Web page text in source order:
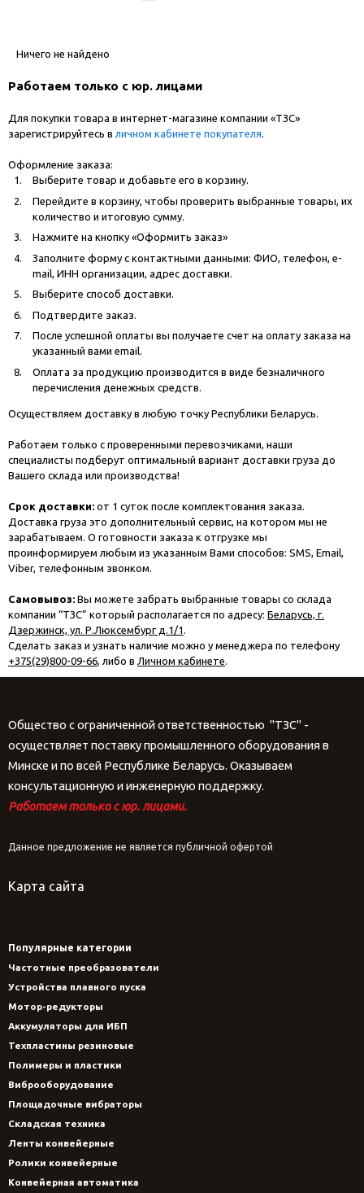
Ничего не найдено
Работаем только с юр. лицами
Для покупки товара в интернет-магазине компании «ТЗС»
зарегистрируйтесь в личном кабинете покупателя.
Оформление заказа:
Выберите товар и добавьте его в корзину.
Перейдите в корзину, чтобы проверить выбранные товары, их
количество и итоговую сумму.
Нажмите на кнопку «Оформить заказ»
Заполните форму с контактными данными: ФИО, телефон, e-
mail, ИНН организации, адрес доставки.
Выберите способ доставки.
Подтвердите заказ.
После успешной оплаты вы получаете счет на оплату заказа на
указанный вами email.
Оплата за продукцию производится в виде безналичного
перечисления денежных средств.
Осуществляем доставку в любую точку Республики Беларусь.
Работаем только с проверенными перевозчиками, наши
специалисты подберут оптимальный вариант доставки груза до
Вашего склада или производства!
Срок доставки: от 1 суток после комплектования заказа.
Доставка груза это дополнительный сервис, на котором мы не
зарабатываем. О готовности заказа к отгрузке мы
проинформируем любым из указанным Вами способов: SMS, Email,
Viber, телефонным звонком.
Самовывоз: Вы можете забрать выбранные товары со склада
компании “ТЗС” который располагается по адресу: Беларусь, г.
Дзержинск, ул. Р.Люксембург д.1/1
Сделать заказ и узнать наличие можно у менеджера по телефону
+375(29)800-09-66 , либо в Личном кабинете
Общество с ограниченной ответственностью "ТЗС" -
осуществляет поставку промышленного оборудования в
Минске и по всей Республике Беларусь. Оказываем
консультационную и инженерную поддержку.
Работаем только с юр. лицами.
Данное предложение не является публичной офертой
Карта сайта
Популярные категории
Частотные преобразователи
Устройства плавного пуска
Мотор-редукторы
Аккумуляторы для ИБП
Техпластины резиновые
Полимеры и пластики
Виброоборудование
Площадочные вибраторы
Складская техника
Ленты конвейерные
Ролики конвейерные
Конвейерная автоматика